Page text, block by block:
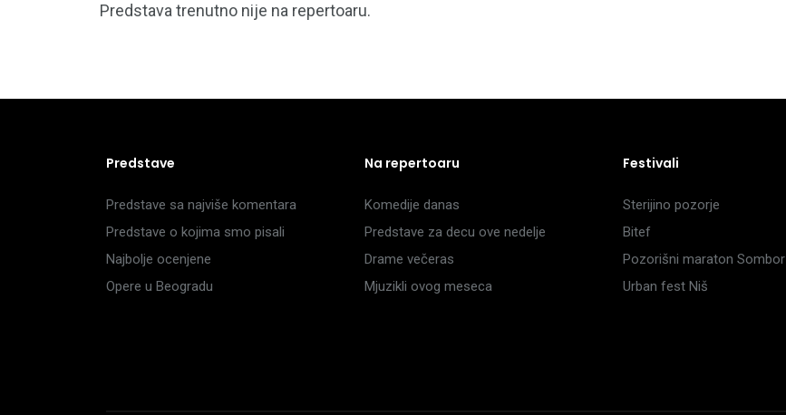
Predstava trenutno nije na repertoaru.
Predstave
Predstave sa najviše komentara
Predstave o kojima smo pisali
Najbolje ocenjene
Opere u Beogradu
Na repertoaru
Komedije danas
Predstave za decu ove nedelje
Drame večeras
Mjuzikli ovog meseca
Festivali
Sterijino pozorje
Bitef
Pozorišni maraton Sombor
Urban fest Niš